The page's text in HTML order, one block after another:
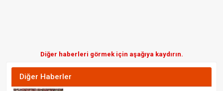
Diğer haberleri görmek için aşağıya kaydırın.
Diğer Haberler